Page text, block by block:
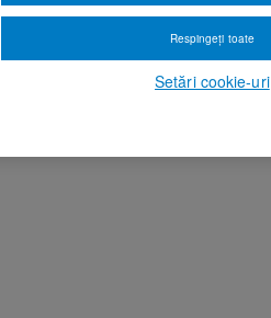
Setări cookie-uri
Respingeți toate